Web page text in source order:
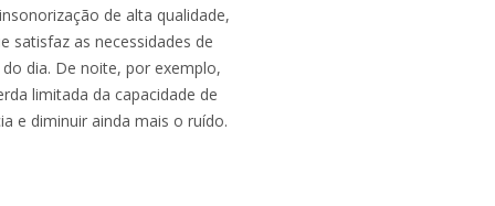
de alta qualidade,
satisfaz as necessidades de
dia. De noite, por exemplo,
limitada da capacidade de
e diminuir ainda mais o ruído.